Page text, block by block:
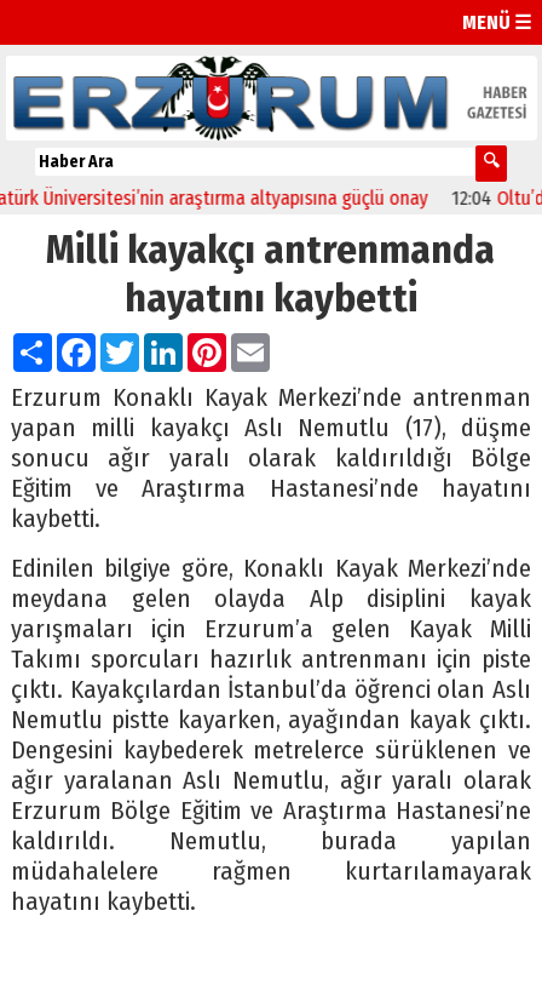
MENÜ ☰
araştırma altyapısına güçlü onay 12:04 Oltu’da
Milli kayakçı antrenmanda
hayatını kaybetti
PaylaşFacebook
TwitterLinkedIn
Pinterest
Email
Erzurum Konaklı Kayak Merkezi’nde antrenman
yapan milli kayakçı Aslı Nemutlu (17), düşme
sonucu ağır yaralı olarak kaldırıldığı Bölge
Eğitim ve Araştırma Hastanesi’nde hayatını
kaybetti.
Edinilen bilgiye göre, Konaklı Kayak Merkezi’nde
meydana gelen olayda Alp disiplini kayak
yarışmaları için Erzurum’a gelen Kayak Milli
Takımı sporcuları hazırlık antrenmanı için piste
çıktı. Kayakçılardan İstanbul’da öğrenci olan Aslı
Nemutlu pistte kayarken, ayağından kayak çıktı.
Dengesini kaybederek metrelerce sürüklenen ve
ağır yaralanan Aslı Nemutlu, ağır yaralı olarak
Erzurum Bölge Eğitim ve Araştırma Hastanesi’ne
kaldırıldı. Nemutlu, burada yapılan
müdahalelere rağmen kurtarılamayarak
hayatını kaybetti.